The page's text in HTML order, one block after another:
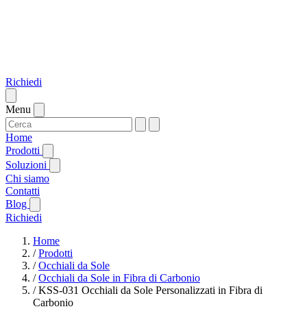
Richiedi
Menu
Home
Prodotti
Soluzioni
Chi siamo
Contatti
Blog
Richiedi
Home
/Prodotti
/Occhiali da Sole
/Occhiali da Sole in Fibra di Carbonio
/KSS-031 Occhiali da Sole Personalizzati in Fibra di
Carbonio